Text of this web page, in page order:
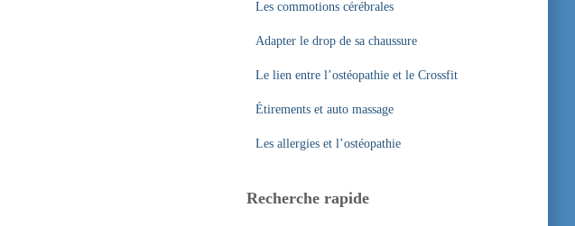
Les commotions cérébrales
Adapter le drop de sa chaussure
Le lien entre l’ostéopathie et le Crossfit
Étirements et auto massage
Les allergies et l’ostéopathie
Recherche rapide